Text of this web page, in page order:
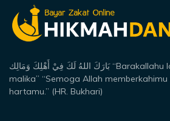
بَارَكَ اللهُ لَكَ فِيْ أَهْلِكَ وَمَالِك “Barakallahu laka fi ahlika wa
malika” “Semoga Allah
hartamu.” (HR. Bukhari)